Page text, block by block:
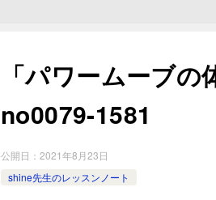
「パワームーブ
no0079-1581
公開日： 2021年8月23日
shine先生のレッスンノート